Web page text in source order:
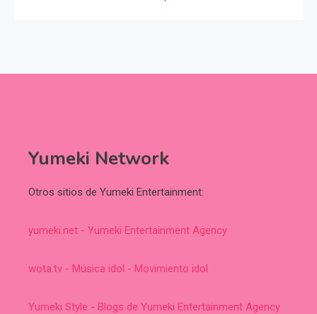
Yumeki Network
Otros sitios de Yumeki Entertainment:
yumeki.net - Yumeki Entertainment Agency
wota.tv - Música idol - Movimiento idol
Yumeki Style - Blogs de Yumeki Entertainment Agency